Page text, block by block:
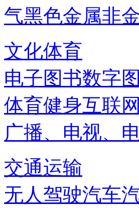
气黑色金属非
文化体育
电子图书数字
体育健身互联网
广播、电视、
交通运输
无人驾驶汽车